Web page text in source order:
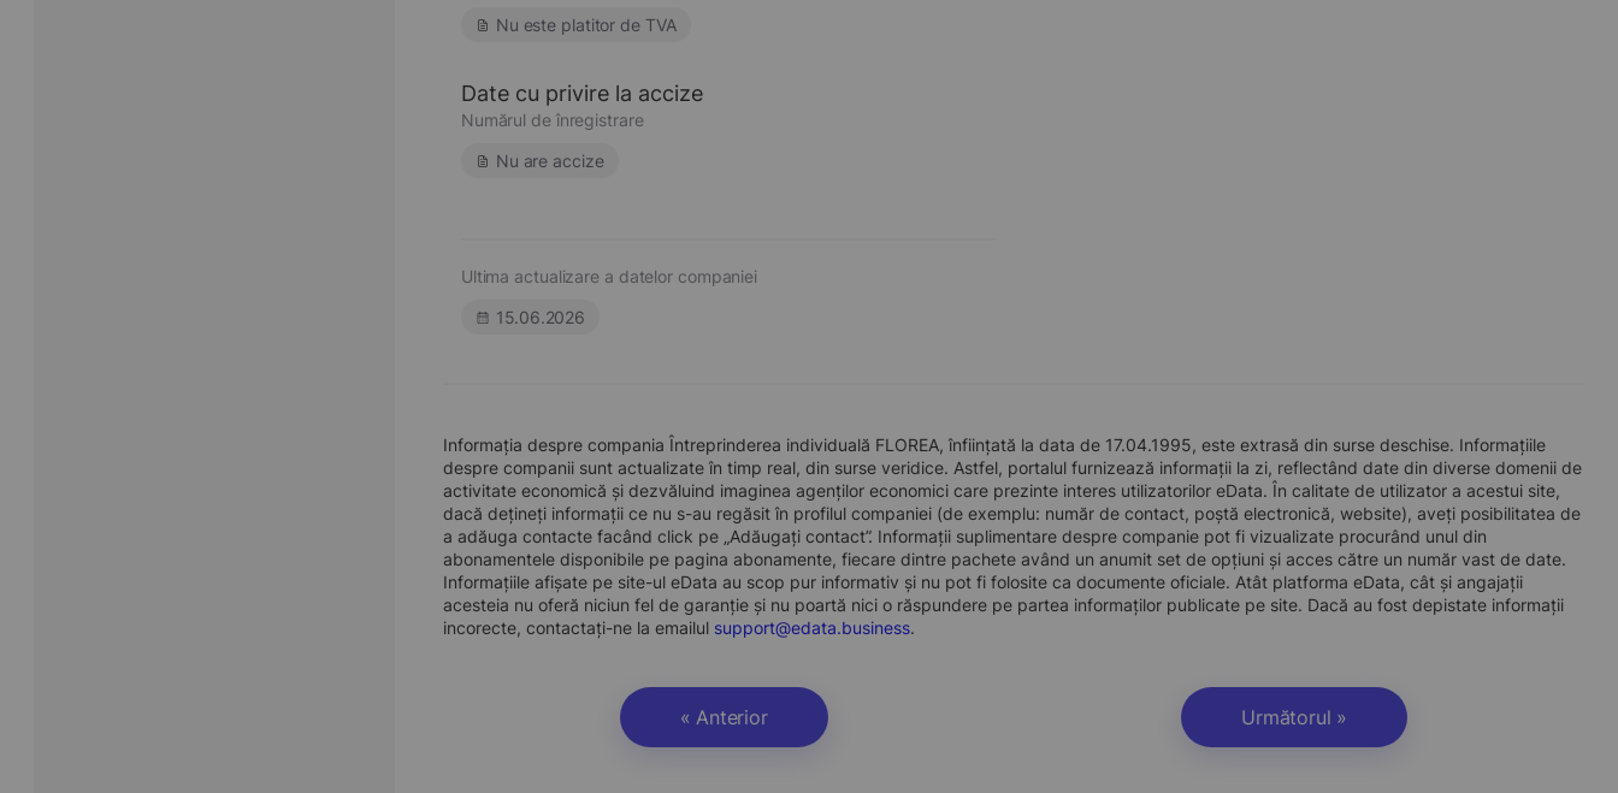
Nu este platitor de TVA
Date cu privire la accize
Numărul de înregistrare
Nu are accize
Ultima actualizare a datelor companiei
15.06.2026
Informația despre compania Întreprinderea individuală FLOREA, înființată la data de 17.04.1995, este extrasă din surse deschise. Informațiile
despre companii sunt actualizate în timp real, din surse veridice. Astfel, portalul furnizează informații la zi, reflectând date din diverse domenii de
activitate economică și dezvăluind imaginea agenților economici care prezinte interes utilizatorilor eData. În calitate de utilizator a acestui site,
dacă dețineți informații ce nu s-au regăsit în profilul companiei (de exemplu: număr de contact, poștă electronică, website), aveți posibilitatea de
a adăuga contacte facând click pe „Adăugați contact”. Informații suplimentare despre companie pot fi vizualizate procurând unul din
abonamentele disponibile pe pagina abonamente, fiecare dintre pachete având un anumit set de opțiuni și acces către un număr vast de date.
Informațiile afișate pe site-ul eData au scop pur informativ și nu pot fi folosite ca documente oficiale. Atât platforma eData, cât și angajații
acesteia nu oferă niciun fel de garanție și nu poartă nici o răspundere pe partea informaților publicate pe site. Dacă au fost depistate informații
incorecte, contactați-ne la emailul support@edata.business.
« Anterior Următorul »